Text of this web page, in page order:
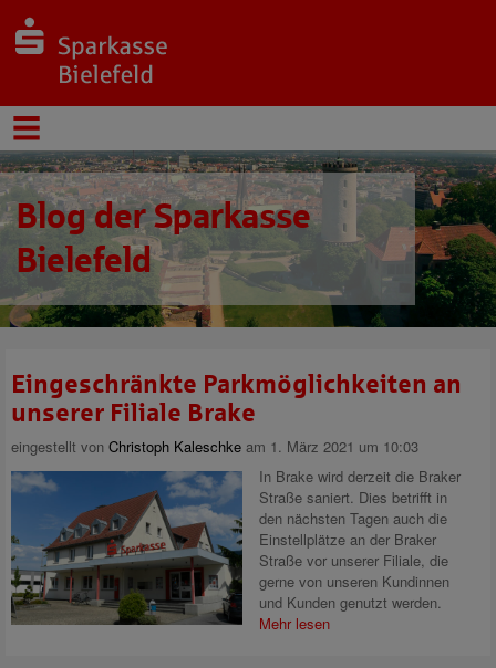
Blog der Sparkasse
Bielefeld
Eingeschränkte Parkmöglichkeiten an
unserer Filiale Brake
eingestellt von Christoph Kaleschke am 1. März 2021 um 10:03
In Brake wird derzeit die Braker
Straße saniert. Dies betrifft in
den nächsten Tagen auch die
Einstellplätze an der Braker
Straße vor unserer Filiale, die
gerne von unseren Kundinnen
und Kunden genutzt werden.
Mehr lesen